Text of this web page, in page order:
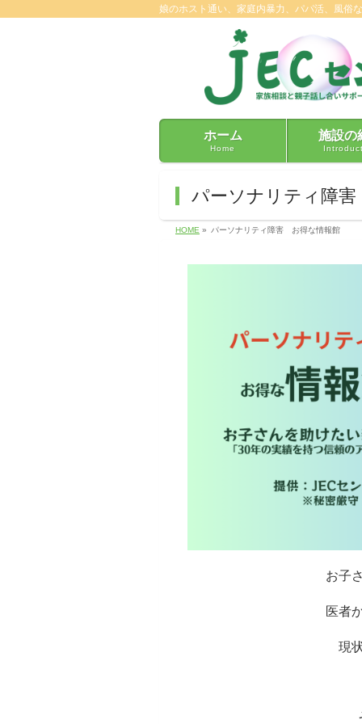
娘のホスト通い、家庭内暴力、パパ活、風俗
ホーム
Home
施設の
パーソナリティ障
HOME » パーソナリティ障害 お得な情報館
お子
医者
現